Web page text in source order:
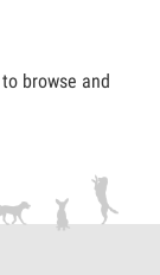
browse and